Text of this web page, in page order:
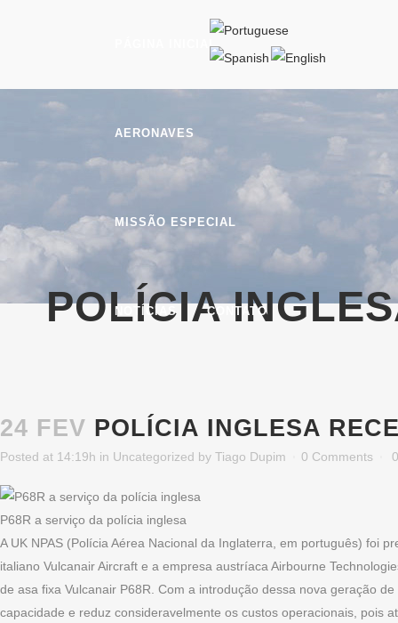
PÁGINA INICIAL
AERONAVES
MISSÃO ESPECIAL
NOTÍCIAS CONTATO
POLÍCIA
24 FEV POLÍCIA INGLESA
Posted at 14:19h in Uncategorized by Tiago Dupim 0 Comments 0
P68R a serviço da polícia inglesa
A UK NPAS (Polícia Aérea Nacional da Inglaterra, em português) foi
italiano Vulcanair Aircraft e a empresa austríaca Airbourne
de asa fixa Vulcanair P68R. Com a introdução dessa nova geração
capacidade e reduz consideravelmente os custos operacionais, pois